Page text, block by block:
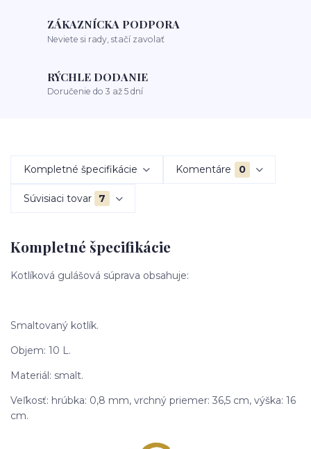
ZÁKAZNÍCKA PODPORA
Neviete si rady, stačí zavolať
RÝCHLE DODANIE
Doručenie do 3 až 5 dní
Kompletné špecifikácie Komentáre 0
Súvisiaci tovar 7
Kompletné špecifikácie
Kotlíková gulášová súprava obsahuje:
Smaltovaný kotlík.
Objem: 10 L.
Materiál: smalt.
Veľkosť: hrúbka: 0,8 mm, vrchný priemer: 36,5 cm, výška: 16
cm.